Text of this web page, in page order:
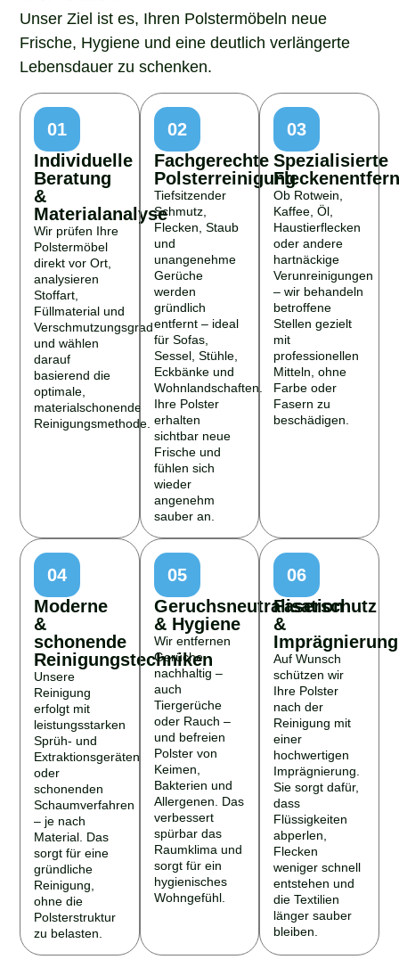
Unser Ziel ist es, Ihren Polstermöbeln neue
Frische, Hygiene und eine deutlich verlängerte
Lebensdauer zu schenken.
01
Individuelle
Beratung
&
Materialanalyse
Wir prüfen Ihre
Polstermöbel
direkt vor Ort,
analysieren
Stoffart,
Füllmaterial und
Verschmutzungsgrad
und wählen
darauf
basierend die
optimale,
materialschonende
Reinigungsmethode.
02
Fachgerechte
Polsterreinigung
Tiefsitzender
Schmutz,
Flecken, Staub
und
unangenehme
Gerüche
werden
gründlich
entfernt – ideal
für Sofas,
Sessel, Stühle,
Eckbänke und
Wohnlandschaften.
Ihre Polster
erhalten
sichtbar neue
Frische und
fühlen sich
wieder
angenehm
sauber an.
03
Spezialisierte
Ob Rotwein,
Kaffee, Öl,
Haustierflecken
oder andere
hartnäckige
Verunreinigungen
– wir behandeln
betroffene
Stellen gezielt
mit
professionellen
Mitteln, ohne
Farbe oder
Fasern zu
beschädigen.
04
Moderne
&
schonende
Reinigungstechniken
Unsere
Reinigung
erfolgt mit
leistungsstarken
Sprüh- und
Extraktionsgeräten
oder
schonenden
Schaumverfahren
– je nach
Material. Das
sorgt für eine
gründliche
Reinigung,
ohne die
Polsterstruktur
zu belasten.
05
Geruchsneutralisation
& Hygiene
Wir entfernen
Gerüche
nachhaltig –
auch
Tiergerüche
oder Rauch –
und befreien
Polster von
Keimen,
Bakterien und
Allergenen. Das
verbessert
spürbar das
Raumklima und
sorgt für ein
hygienisches
Wohngefühl.
06
Faserschutz
&
Imprägnierung
Auf Wunsch
schützen wir
Ihre Polster
nach der
Reinigung mit
einer
hochwertigen
Imprägnierung.
Sie sorgt dafür,
dass
Flüssigkeiten
abperlen,
Flecken
weniger schnell
entstehen und
die Textilien
länger sauber
bleiben.